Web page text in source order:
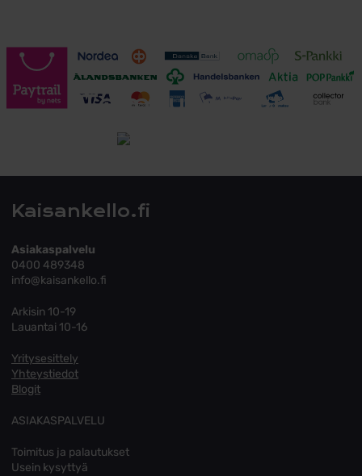
Toimitusehdot
Kaisankello.fi
Asiakaspalvelu
0400 489348
info@kaisankello.fi
Arkisin 10-19
Lauantai 10-16
Yritysesittely
Yhteystiedot
Blogit
ASIAKASPALVELU
Toimitus ja palautukset
Usein kysyttyä